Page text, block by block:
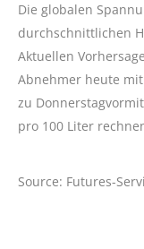
Die globalen
durchschnittlichen
Aktuellen
Abnehmer heute
zu
pro 100 Liter
Source: Futures-